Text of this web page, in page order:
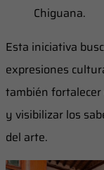
Chiguana.
Esta iniciativa
expresiones
también
y visibilizar los
del arte.